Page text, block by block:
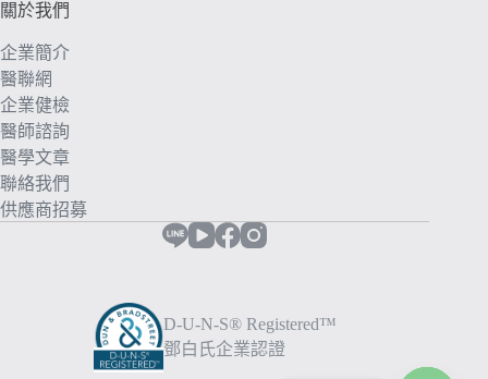
關於我們
企業簡介
醫聯網
企業健檢
醫師諮詢
醫學文章
聯絡我們
供應商招募
D-U-N-S® Registered™
鄧白氏企業認證